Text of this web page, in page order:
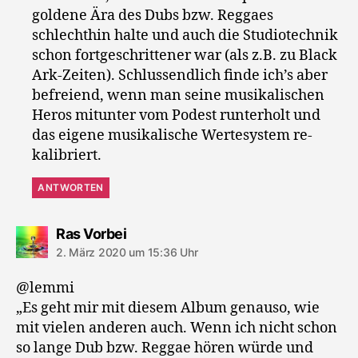
goldene Ära des Dubs bzw. Reggaes
schlechthin halte und auch die Studiotechnik
schon fortgeschrittener war (als z.B. zu Black
Ark-Zeiten). Schlussendlich finde ich’s aber
befreiend, wenn man seine musikalischen
Heros mitunter vom Podest runterholt und
das eigene musikalische Wertesystem re-
kalibriert.
ANTWORTEN
Ras Vorbeisagt:
2. März 2020 um 15:36 Uhr
@lemmi
„Es geht mir mit diesem Album genauso, wie
mit vielen anderen auch. Wenn ich nicht schon
so lange Dub bzw. Reggae hören würde und